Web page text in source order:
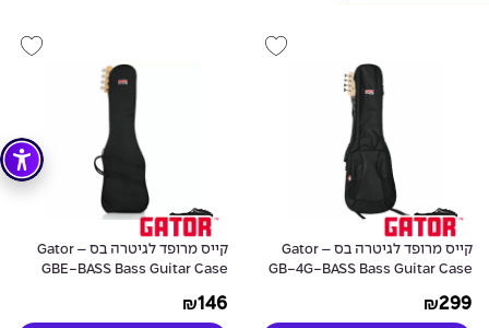
קייס מרופד לגיטרה בס – Gator
GB-4G-BASS Bass Guitar Case
₪299
קייס מרופד לגיטרה בס – Gator
GBE-BASS Bass Guitar Case
₪146